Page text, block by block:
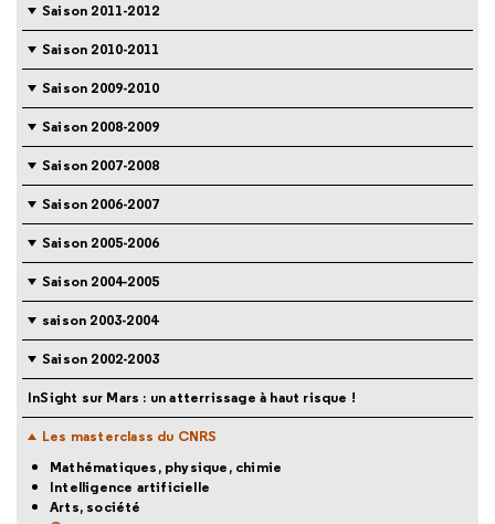
Saison 2011-2012
Saison 2010-2011
Saison 2009-2010
Saison 2008-2009
Saison 2007-2008
Saison 2006-2007
Saison 2005-2006
Saison 2004-2005
saison 2003-2004
Saison 2002-2003
InSight sur Mars : un atterrissage à haut risque !
Les masterclass du CNRS
Mathématiques, physique, chimie
Intelligence artificielle
Arts, société